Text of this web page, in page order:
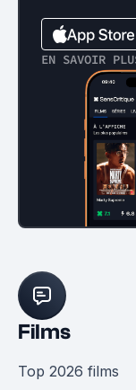
EN SAVOIR
Films
Top 2026 films